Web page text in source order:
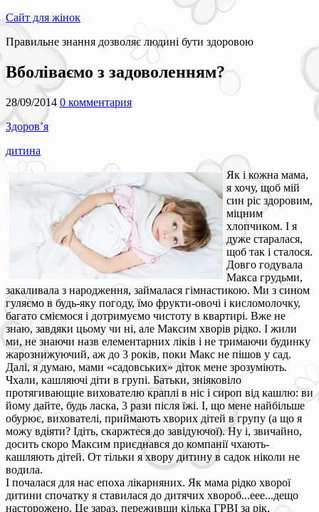
Сайт для жінок
Правильне знання дозволяє людині бути здоровою
Вболіваємо з задоволенням?
28/09/2014 0 комментария
Здоров’я
дитина
Як і кожна мама,
я хочу, щоб мій
син ріс здоровим,
міцним
хлопчиком. І я
дуже старалася,
щоб так і сталося.
Довго годувала
Макса грудьми,
закаливала з народження, займалася гімнастикою. Ми з сином
гуляємо в будь-яку погоду, їмо фрукти-овочі і кисломолочку,
багато сміємося і дотримуємо чистоту в квартирі. Вже не
знаю, завдяки цьому чи ні, але Максим хворів рідко. І жили
ми, не знаючи назв елементарних ліків і не тримаючи будинку
жарознижуючий, аж до 3 років, поки Макс не пішов у сад.
Далі, я думаю, мами «садовських» діток мене зрозуміють.
Чхали, кашляючі діти в групі. Батьки, зніяковіло
протягивающие вихователю краплі в ніс і сироп від кашлю: ви
йому дайте, будь ласка, 3 рази після їжі. І, що мене найбільше
обурює, вихователі, приймають хворих дітей в групу (а що я
можу вдіяти? Ідіть, скаржтеся до завідуючої). Ну і, звичайно,
досить скоро Максим приєднався до компанії чхають-
кашляють дітей. От тільки я хвору дитину в садок ніколи не
водила.
І почалася для нас епоха лікарняних. Як мама рідко хворої
дитини спочатку я ставилася до дитячих хвороб...еее...дещо
насторожено. Це зараз, переживши кілька ГРВІ за рік,